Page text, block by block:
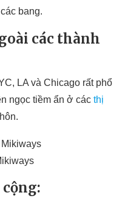
bang.
các thành
LA và Chicago rất phổ
ngọc tiềm ẩn ở các thị